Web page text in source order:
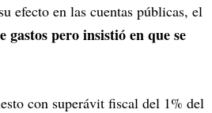
efecto en las cuentas públicas, el
gastos pero insistió en que se
con superávit fiscal del 1% del